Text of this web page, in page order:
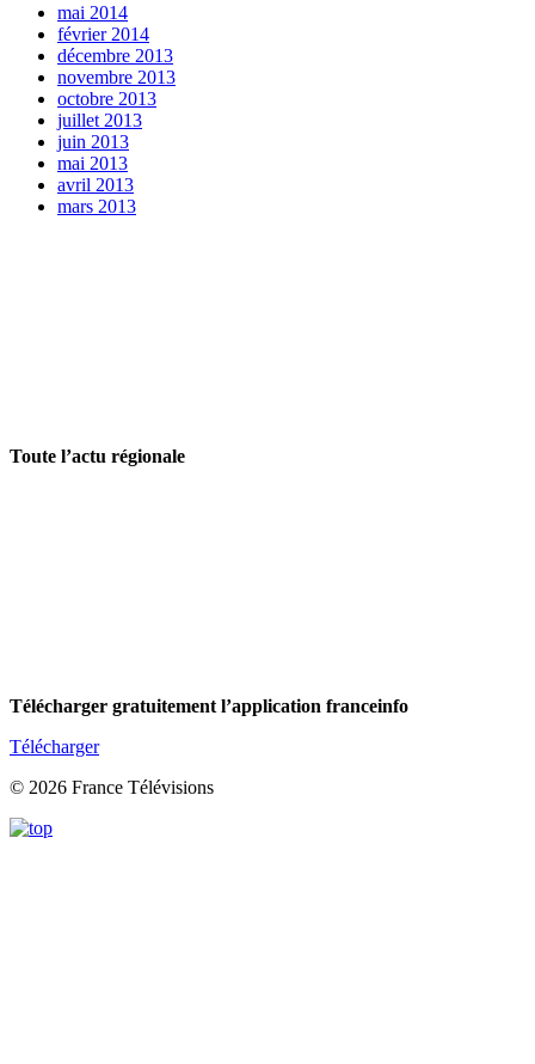
mai 2014
février 2014
décembre 2013
novembre 2013
octobre 2013
juillet 2013
juin 2013
mai 2013
avril 2013
mars 2013
Toute l’actu régionale
Télécharger gratuitement l’application franceinfo
Télécharger
© 2026 France Télévisions